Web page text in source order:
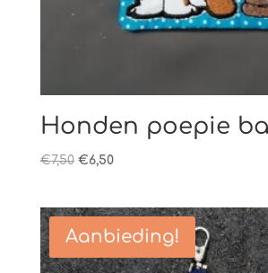
Honden poepie
€7,50 Oorspronkelijke
€7,50.
€6,50Huidige
€6,50.
Aanbieding!